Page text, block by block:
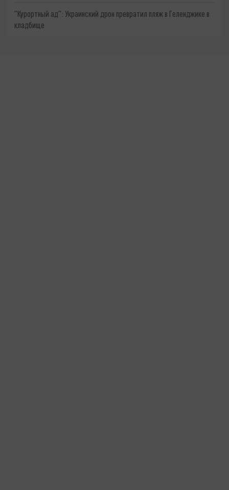
"Курортный ад": Украинский дрон превратил пляж в Геленджике в
кладбище